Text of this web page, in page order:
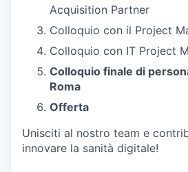
Acquisition Partner
Colloquio con il Project
Colloquio con IT Project
Colloquio finale di
Roma
Offerta
Unisciti al nostro team e
innovare la sanità digitale!